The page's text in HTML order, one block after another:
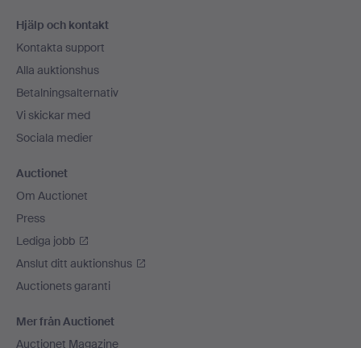
Hjälp och kontakt
Kontakta support
Alla auktionshus
Betalningsalternativ
Vi skickar med
Sociala medier
Auctionet
Om Auctionet
Press
Lediga jobb
Anslut ditt auktionshus
Auctionets garanti
Mer från Auctionet
Auctionet Magazine